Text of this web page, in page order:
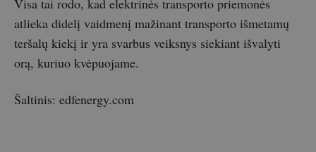
Visa tai rodo, kad elektrinės transporto priemonės
atlieka didelį vaidmenį mažinant transporto išmetamų
teršalų kiekį ir yra svarbus veiksnys siekiant išvalyti
orą, kuriuo kvėpuojame.
Šaltinis: edfenergy.com